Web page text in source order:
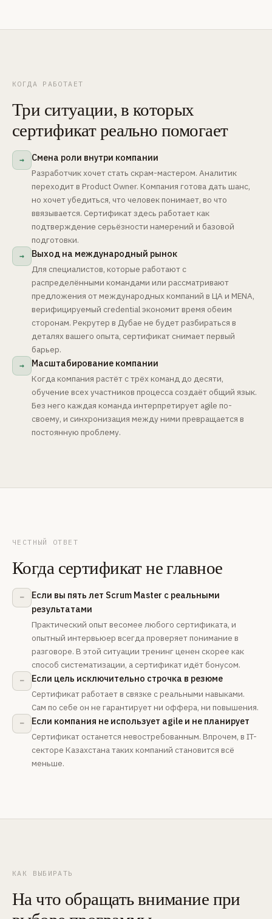
КОГДА РАБОТАЕТ
Три ситуации, в которых
сертификат реально помогает
→ Смена роли внутри компании
Разработчик хочет стать скрам-мастером. Аналитик
переходит в Product Owner. Компания готова дать шанс,
но хочет убедиться, что человек понимает, во что
ввязывается. Сертификат здесь работает как
подтверждение серьёзности намерений и базовой
подготовки.
→ Выход на международный рынок
Для специалистов, которые работают с
распределёнными командами или рассматривают
предложения от международных компаний в ЦА и MENA,
верифицируемый credential экономит время обеим
сторонам. Рекрутер в Дубае не будет разбираться в
деталях вашего опыта, сертификат снимает первый
барьер.
→ Масштабирование компании
Когда компания растёт с трёх команд до десяти,
обучение всех участников процесса создаёт общий язык.
Без него каждая команда интерпретирует agile по-
своему, и синхронизация между ними превращается в
постоянную проблему.
ЧЕСТНЫЙ ОТВЕТ
Когда сертификат не главное
–
Если вы пять лет Scrum Master с реальными
результатами
Практический опыт весомее любого сертификата, и
опытный интервьюер всегда проверяет понимание в
разговоре. В этой ситуации тренинг ценен скорее как
способ систематизации, а сертификат идёт бонусом.
– Если цель исключительно строчка в резюме
Сертификат работает в связке с реальными навыками.
Сам по себе он не гарантирует ни оффера, ни повышения.
– Если компания не использует agile и не планирует
Сертификат останется невостребованным. Впрочем, в IT-
секторе Казахстана таких компаний становится всё
меньше.
КАК ВЫБИРАТЬ
На что обращать внимание при